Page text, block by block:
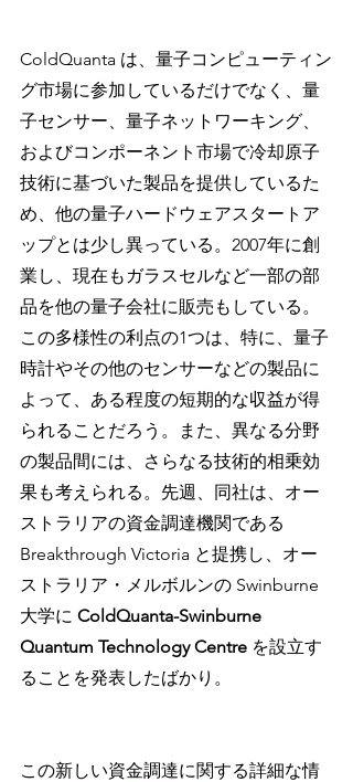
ColdQuanta は、量子コンピューティン
グ市場に参加しているだけでなく、量
子センサー、量子ネットワーキング、
およびコンポーネント市場で冷却原子
技術に基づいた製品を提供しているた
め、他の量子ハードウェアスタートア
ップとは少し異っている。2007年に創
業し、現在もガラスセルなど一部の部
品を他の量子会社に販売もしている。
この多様性の利点の1つは、特に、量子
時計やその他のセンサーなどの製品に
よって、ある程度の短期的な収益が得
られることだろう。また、異なる分野
の製品間には、さらなる技術的相乗効
果も考えられる。先週、同社は、オー
ストラリアの資金調達機関である
Breakthrough Victoria と提携し、オー
ストラリア・メルボルンの Swinburne
大学に ColdQuanta-Swinburne
Quantum Technology Centre を設立す
ることを発表したばかり。
この新しい資金調達に関する詳細な情